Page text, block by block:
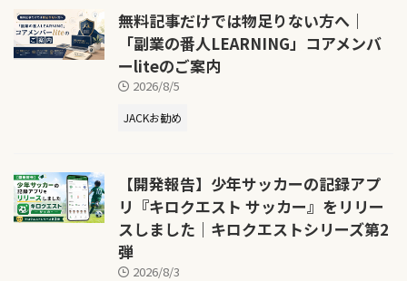
無料記事だけでは物足りない方へ｜
「副業の番人LEARNING」コアメンバ
ーliteのご案内
2026/8/5
JACKお勧め
【開発報告】少年サッカーの記録アプ
リ『キロクエスト サッカー』をリリー
スしました｜キロクエストシリーズ第2
弾
2026/8/3